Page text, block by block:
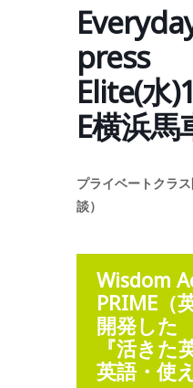
press
Elite(水
E横浜馬
プライベートクラ
談）
Wisdom
PRIME（
開発した
『活きた
英語・使